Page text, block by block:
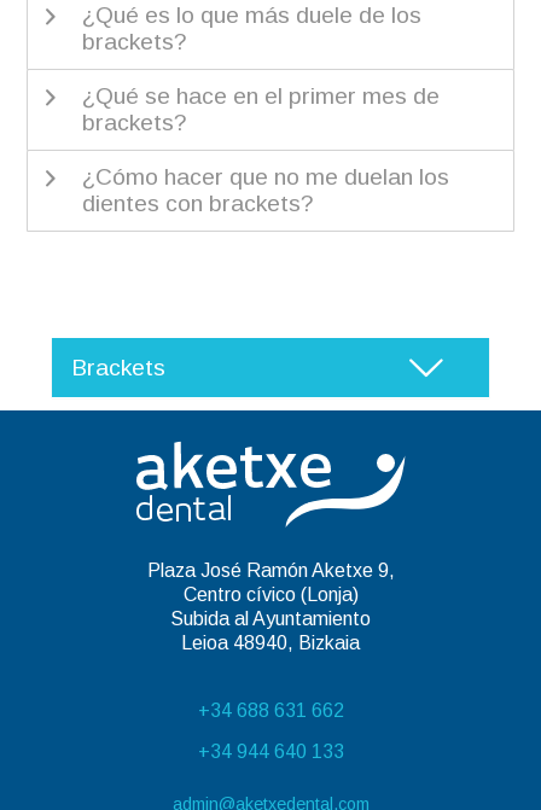
¿Qué es lo que más duele de los
brackets?
¿Qué se hace en el primer mes de
brackets?
¿Cómo hacer que no me duelan los
dientes con brackets?
Brackets
Plaza José Ramón Aketxe 9,
Centro cívico (Lonja)
Subida al Ayuntamiento
Leioa 48940, Bizkaia
+34 688 631 662
+34 944 640 133
admin@aketxedental.com